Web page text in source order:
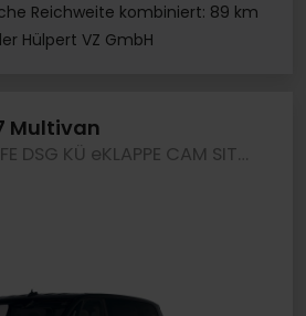
Reichweite kombiniert: 89 km
Hülpert VZ GmbH
Multivan
T7 Multivan 2.0 LIFE DSG KÜ eKLAPPE CAM SITZHZG